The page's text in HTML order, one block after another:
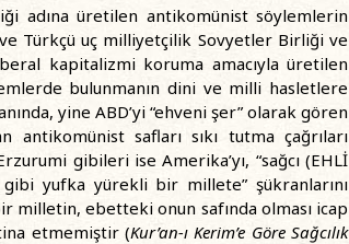
adına üretilen antikomünist söylemlerin
ve Türkçü uç milliyetçilik Sovyetler Birliği ve
kapitalizmi koruma amacıyla üretilen
bulunmanın dini ve milli hasletlere
yine ABD’yi “ehveni şer” olarak gören
antikomünist safları sıkı tutma çağrıları
gibileri ise Amerika’yı, “sağcı (EHLİ
yufka yürekli bir millete” şükranlarını
milletin, ebetteki onun safında olması icap
etmemiştir (Kur’an-ı Kerim’e Göre Sağcılık